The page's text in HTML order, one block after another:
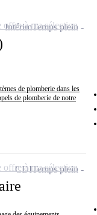
de plomberie dans les
de plomberie de notre
IntérimTemps plein
offre à ma sélection
CDITemps plein
offre à ma sélection